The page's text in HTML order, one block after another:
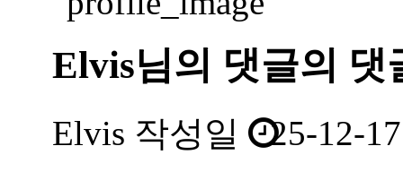
Elvis님의 댓글의 댓
Elvis 작성일
25-12-